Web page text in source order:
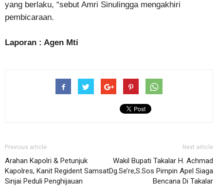
yang berlaku, “sebut Amri Sinulingga mengakhiri
pembicaraan.
Laporan : Agen Mti
Previous article
Arahan Kapolri & Petunjuk
Kapolres, Kanit Regident Samsat
Sinjai Peduli Penghijauan
Next article
Wakil Bupati Takalar H. Achmad
Dg.Se’re,S.Sos Pimpin Apel Siaga
Bencana Di Takalar